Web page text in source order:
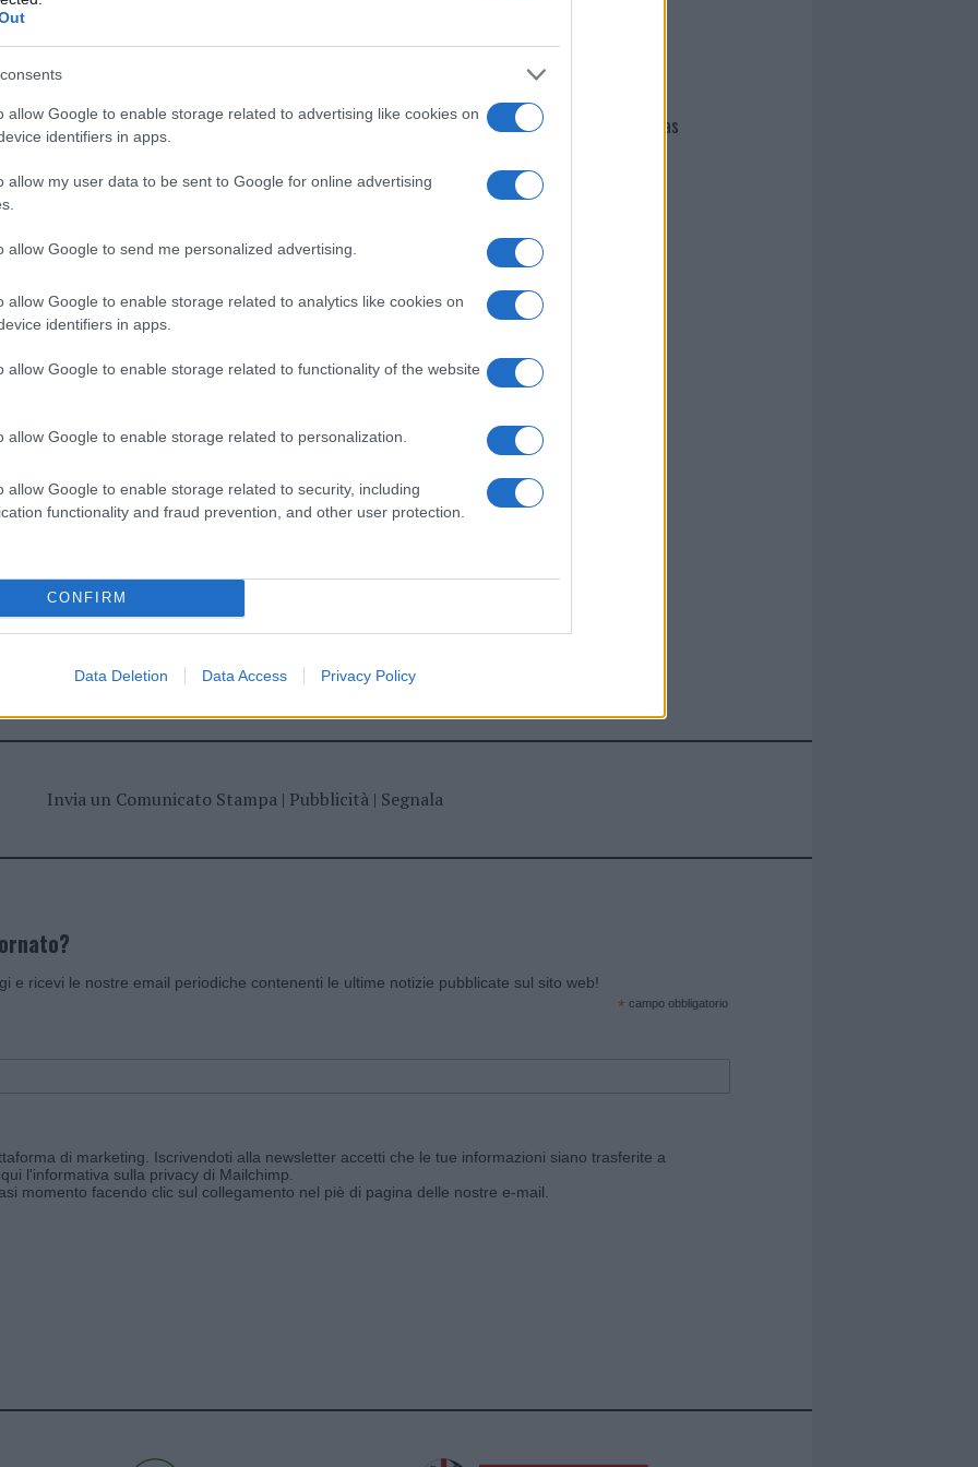
allow Google to enable storage related to advertising like cookies on
identifiers in apps.
allow my user data to be sent to Google for online advertising
allow Google to send me personalized advertising.
allow Google to enable storage related to analytics like cookies on
identifiers in apps.
allow Google to enable storage related to functionality of the website
allow Google to enable storage related to personalization.
allow Google to enable storage related to security, including
functionality and fraud prevention, and other user protection.
CONFIRM
Data Deletion Data Access Privacy Policy
di GalluraOggi.it
i tuoi video e le tue foto
+39 345 356 7512
news da Google News
Giovannimaria Cabras
Invia un Comunicato Stampa| Pubblicità| Segnala
e ricevi le nostre email periodiche contenenti le ultime notizie pubblicate sul sito web!
* campo obbligatorio
di marketing. Iscrivendoti alla newsletter accetti che le tue informazioni siano trasferite a
l'informativa sulla privacy di Mailchimp
momento facendo clic sul collegamento nel piè di pagina delle nostre e-mail.